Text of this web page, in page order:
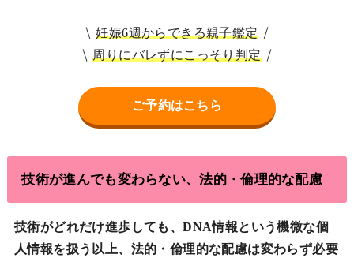
妊娠6週からできる親子鑑定
周りにバレずにこっそり判定
ご予約はこちら
技術が進んでも変わらない、法的・倫理的な配慮
技術がどれだけ進歩しても、DNA情報という機微な個
人情報を扱う以上、法的・倫理的な配慮は変わらず必要